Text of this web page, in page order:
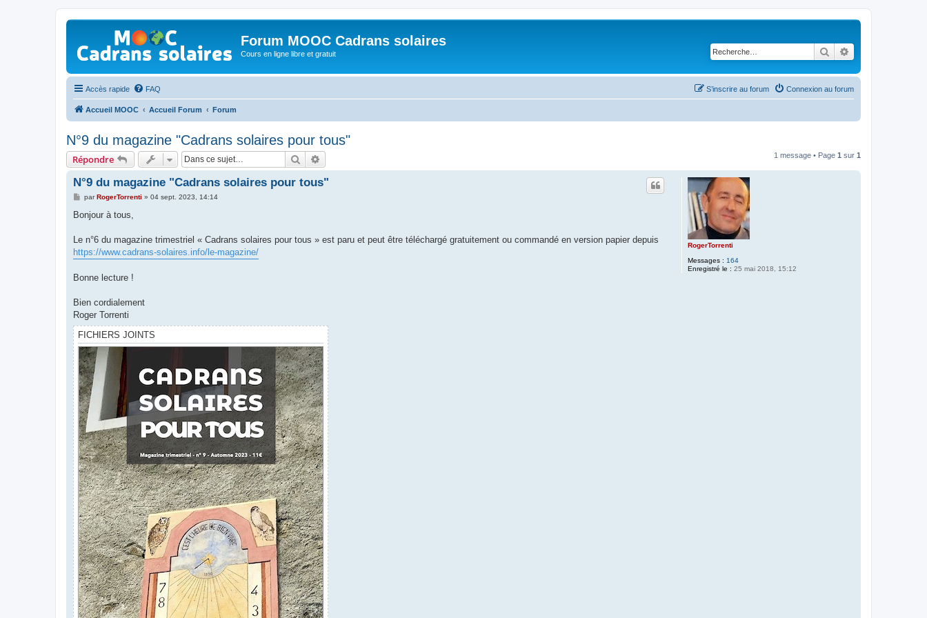
Forum MOOC Cadrans solaires
Cours en ligne libre et gratuit Rechercher
Accès rapide FAQ Connexion au forum
S’inscrire au forum
Accueil MOOC Accueil Forum Forum
N°9 du magazine "Cadrans solaires pour tous"
Répondre Rechercher 1 message • Page 1 sur 1
RogerTorrenti
Messages : 164
Enregistré le : 25 mai 2018, 15:12
N°9 du magazine "Cadrans solaires pour tous"
M
s
g
parRogerTorrenti » 04 sept. 2023, 14:14
Bonjour à tous,
Le n°6 du magazine trimestriel « Cadrans solaires pour tous » est paru et peut être téléchargé gratuitement ou commandé en version papier depuis
https://www.cadrans-solaires.info/le-magazine/
Bonne lecture !
Bien cordialement
Roger Torrenti
FICHIERS JOINTS